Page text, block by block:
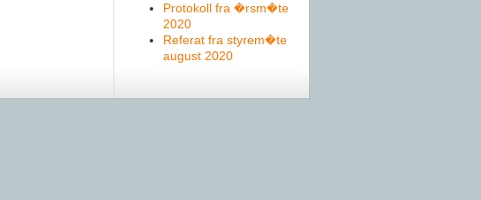
Protokoll fra �rsm�te
2020
Referat fra styrem�te
august 2020